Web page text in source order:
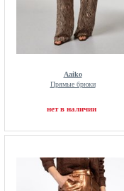
Aaiko
Прямые брюки
нет в наличии